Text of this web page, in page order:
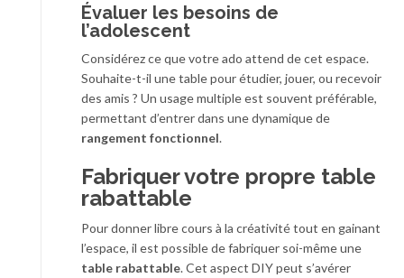
Évaluer les besoins de
l’adolescent
Considérez ce que votre ado attend de cet espace.
Souhaite-t-il une table pour étudier, jouer, ou recevoir
des amis ? Un usage multiple est souvent préférable,
permettant d’entrer dans une dynamique de
rangement fonctionnel.
Fabriquer votre propre table
rabattable
Pour donner libre cours à la créativité tout en gainant
l’espace, il est possible de fabriquer soi-même une
table rabattable. Cet aspect DIY peut s’avérer